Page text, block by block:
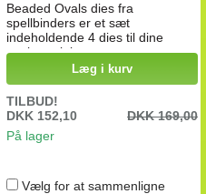
Beaded Ovals dies fra
spellbinders er et sæt
indeholdende 4 dies til dine
ovale projekter, passer sammen
med de andre ovale dies fra
Spellbinders.
Læg i kurv
TILBUD!
DKK 152,10
DKK 169,00
På lager
Vælg for at sammenligne